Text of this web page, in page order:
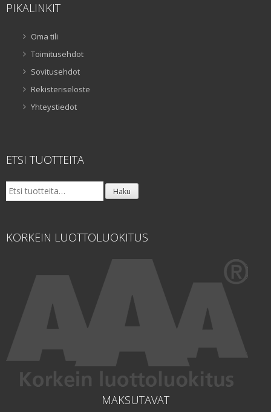
PIKALINKIT
Oma tili
Toimitusehdot
Sovitusehdot
Rekisteriseloste
Yhteystiedot
ETSI TUOTTEITA
Etsi: Haku
KORKEIN LUOTTOLUOKITUS
MAKSUTAVAT